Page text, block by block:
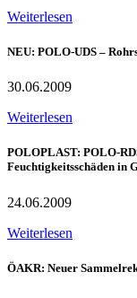
Weiterlesen
NEU: POLO-UDS –
30.06.2009
Weiterlesen
POLOPLAST: POLO-
Feuchtigkeitsschäden in
24.06.2009
Weiterlesen
ÖAKR: Neuer